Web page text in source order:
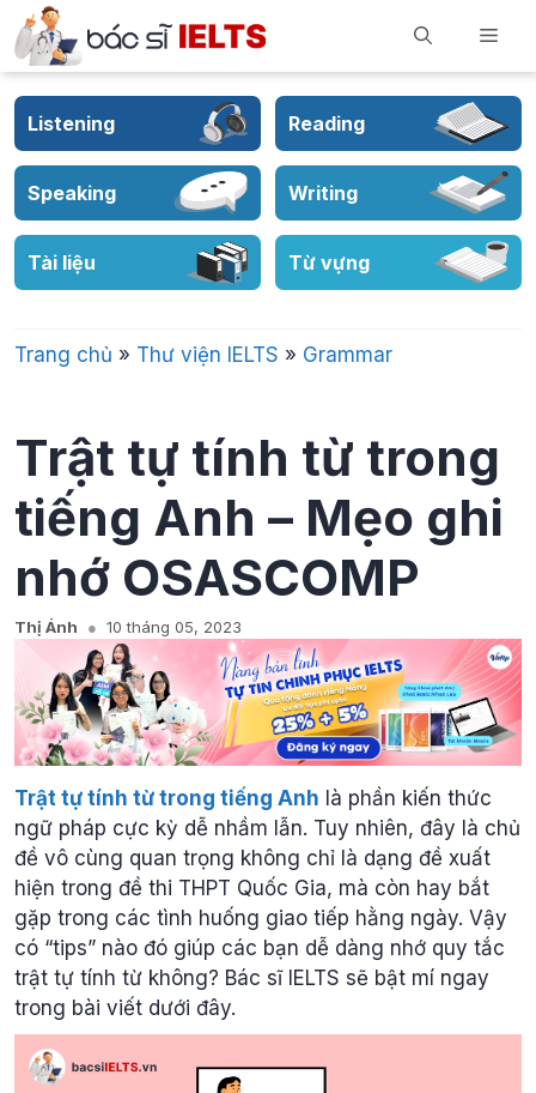
Skip
to
content
Listening Reading
Speaking Writing
Tài liệu Từ vựng
Trang chủ » Thư viện IELTS » Grammar
Trật tự tính từ trong
tiếng Anh – Mẹo ghi
nhớ OSASCOMP
Thị Ánh 10 tháng 05, 2023
Trật tự tính từ trong tiếng Anh là phần kiến thức
ngữ pháp cực kỳ dễ nhầm lẫn. Tuy nhiên, đây là chủ
đề vô cùng quan trọng không chỉ là dạng đề xuất
hiện trong đề thi THPT Quốc Gia, mà còn hay bắt
gặp trong các tình huống giao tiếp hằng ngày. Vậy
có “tips” nào đó giúp các bạn dễ dàng nhớ quy tắc
trật tự tính từ không? Bác sĩ IELTS sẽ bật mí ngay
trong bài viết dưới đây.